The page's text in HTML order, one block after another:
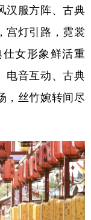
汉服方阵、古典
宫灯引路，霓裳
女形象鲜活重
电音互动、古典
，丝竹婉转间尽